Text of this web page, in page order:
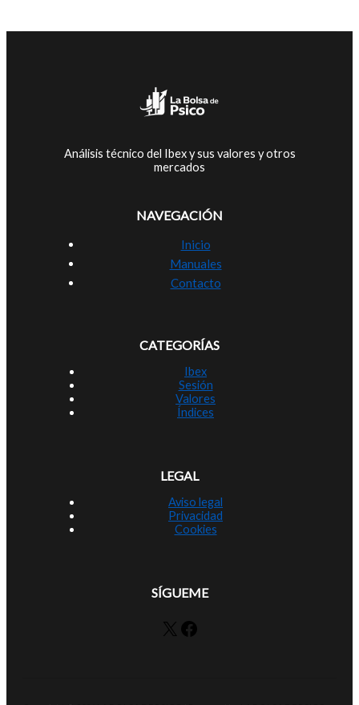
Análisis técnico del Ibex y sus valores y otros
mercados
NAVEGACIÓN
Inicio
Manuales
Contacto
CATEGORÍAS
Ibex
Sesión
Valores
Índices
LEGAL
Aviso legal
Privacidad
Cookies
SÍGUEME
X Facebook